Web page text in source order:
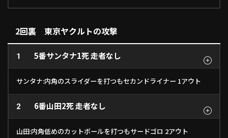
2回裏 東京ヤクルトの攻撃
1 5番サンタナ1死 走者なし
サンタナ:内角のスライダーを打つもセカンドライナー 1アウト
2 6番山田2死 走者なし
山田:内角低めのカットボールを打つもサードゴロ 2アウト